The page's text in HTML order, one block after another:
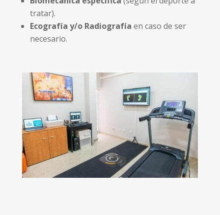
tratar).
Ecografía y/o Radiografía en caso de ser
necesario.